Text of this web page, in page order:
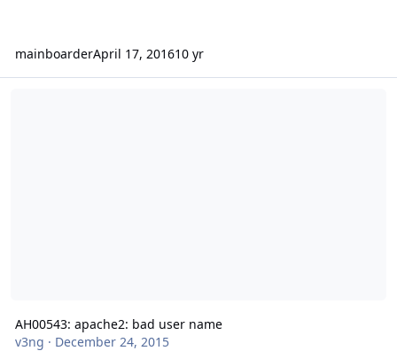
mainboarderApril 17, 201610 yr
AH00543: apache2: bad user name
v3ng · December 24, 2015